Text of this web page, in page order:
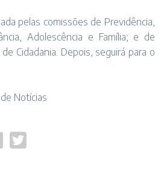
pelas comissões de Previdência,
Adolescência e Família; e de
Cidadania. Depois, seguirá para o
Notícias